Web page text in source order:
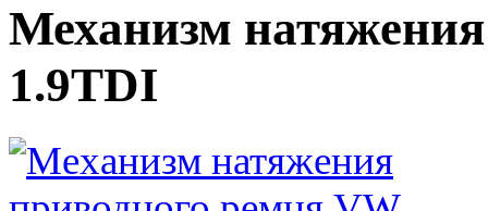
Механизм
1.9TDI